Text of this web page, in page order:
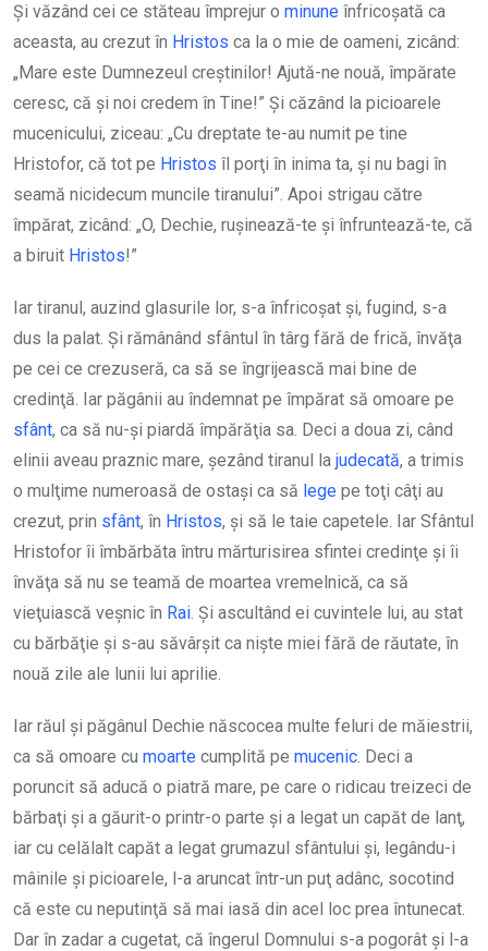
Şi văzând cei ce stăteau împrejur o minune înfricoşată ca
aceasta, au crezut în Hristos ca la o mie de oameni, zicând:
„Mare este Dumnezeul creştinilor! Ajută-ne nouă, împărate
ceresc, că şi noi credem în Tine!” Şi căzând la picioarele
mucenicului, ziceau: „Cu dreptate te-au numit pe tine
Hristofor, că tot pe Hristos îl porţi în inima ta, şi nu bagi în
seamă nicidecum muncile tiranului”. Apoi strigau către
împărat, zicând: „O, Dechie, ruşinează-te şi înfruntează-te, că
a biruit Hristos!”
Iar tiranul, auzind glasurile lor, s-a înfricoşat şi, fugind, s-a
dus la palat. Şi rămânând sfântul în târg fără de frică, învăţa
pe cei ce crezuseră, ca să se îngrijească mai bine de
credinţă. Iar păgânii au îndemnat pe împărat să omoare pe
sfânt, ca să nu-şi piardă împărăţia sa. Deci a doua zi, când
elinii aveau praznic mare, şezând tiranul la judecată, a trimis
o mulţime numeroasă de ostaşi ca să lege pe toţi câţi au
crezut, prin sfânt, în Hristos, şi să le taie capetele. Iar Sfântul
Hristofor îi îmbărbăta întru mărturisirea sfintei credinţe şi îi
învăţa să nu se teamă de moartea vremelnică, ca să
vieţuiască veşnic în Rai. Şi ascultând ei cuvintele lui, au stat
cu bărbăţie şi s-au săvârşit ca nişte miei fără de răutate, în
nouă zile ale lunii lui aprilie.
Iar răul şi păgânul Dechie născocea multe feluri de măiestrii,
ca să omoare cu moarte cumplită pe mucenic. Deci a
poruncit să aducă o piatră mare, pe care o ridicau treizeci de
bărbaţi şi a găurit-o printr-o parte şi a legat un capăt de lanţ,
iar cu celălalt capăt a legat grumazul sfântului şi, legându-i
mâinile şi picioarele, l-a aruncat într-un puţ adânc, socotind
că este cu neputinţă să mai iasă din acel loc prea întunecat.
Dar în zadar a cugetat, că îngerul Domnului s-a pogorât şi l-a